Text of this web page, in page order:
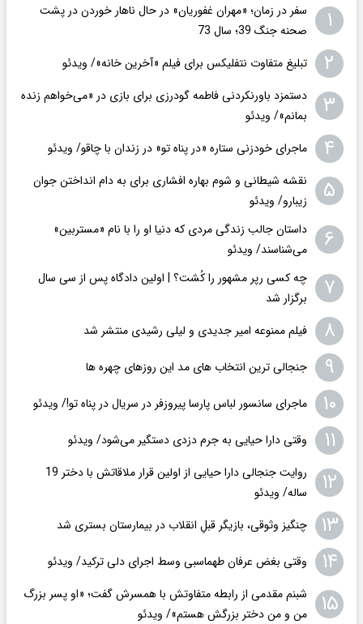
۱
سفر در زمان؛ «مهران غفوریان» در حال ناهار خوردن در پشت
صحنه جنگ 39؛ سال 73
۲ تبلیغ متفاوت نتفلیکس برای فیلم «آخرین خانه»/ ویدئو
۳
دستمزد باورنکردنی فاطمه گودرزی برای بازی در «می‌خواهم زنده
بمانم»/ ویدئو
۴ ماجرای خودزنی ستاره «در پناه تو» در زندان با چاقو/ ویدئو
۵
نقشه شیطانی و شوم بهاره افشاری برای به دام انداختن جوان
زیبارو/ ویدئو
۶
داستان جالب زندگی مردی که دنیا او را با نام «مستربین»
می‌شناسند/ ویدئو
۷
چه کسی رپر مشهور را کُشت؟ | اولین دادگاه پس از سی سال
برگزار شد
۸ فیلم ممنوعه امیر جدیدی و لیلی رشیدی منتشر شد
۹ جنجالی ترین انتخاب های مد این روزهای چهره ها
۱۰ ماجرای سانسور لباس پارسا پیروزفر در سریال در پناه تو!/ ویدئو
۱۱ وقتی دارا حیایی به جرم دزدی دستگیر می‌شود/ ویدئو
۱۲
روایت جنجالی دارا حیایی از اولین قرار ملاقاتش با دختر 19
ساله/ ویدئو
۱۳ چنگیز وثوقی، بازیگر قبلِ انقلاب در بیمارستان بستری شد
۱۴ وقتی بغض عرفان طهماسبی وسط اجرای دلی ترکید/ ویدئو
۱۵
شبنم مقدمی از رابطه متفاوتش با همسرش گفت؛ «او پسر بزرگ
من و من دختر بزرگش هستم»/ ویدئو